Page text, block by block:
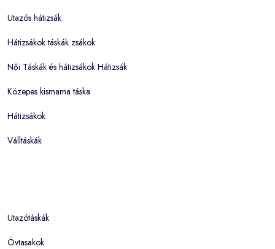
Utazós hátizsák
Hátizsákok táskák zsákok
Női Táskák és hátizsákok Hátizsák
Közepes kismama táska
Hátizsákok
Válltáskák
Utazótáskák
Övtasakok